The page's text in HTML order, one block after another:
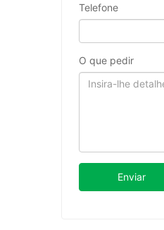
Telefone
O que pedir
Enviar